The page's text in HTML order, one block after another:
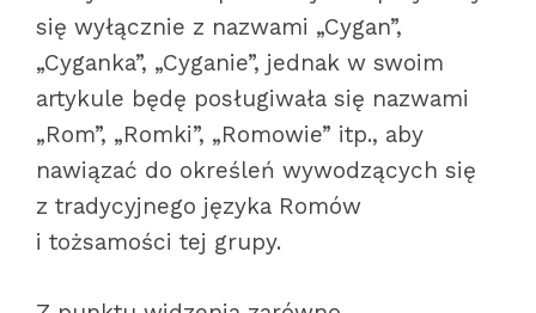
się wyłącznie z nazwami „Cygan”,
„Cyganka”, „Cyganie”, jednak w swoim
artykule będę posługiwała się nazwami
„Rom”, „Romki”, „Romowie” itp., aby
nawiązać do określeń wywodzących się
z tradycyjnego języka Romów
i tożsamości tej grupy.